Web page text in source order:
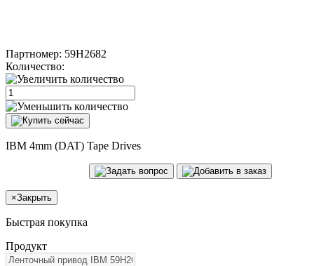
Партномер: 59H2682
Количество:
IBM 4mm (DAT) Tape Drives
×Закрыть
Быстрая покупка
Продукт